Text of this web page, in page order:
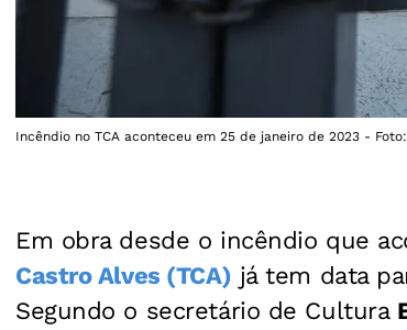
Incêndio no TCA aconteceu em 25 de janeiro de 2023 -
Em obra desde o incêndio que
Castro Alves (TCA) já tem data
Segundo o secretário de Cultura